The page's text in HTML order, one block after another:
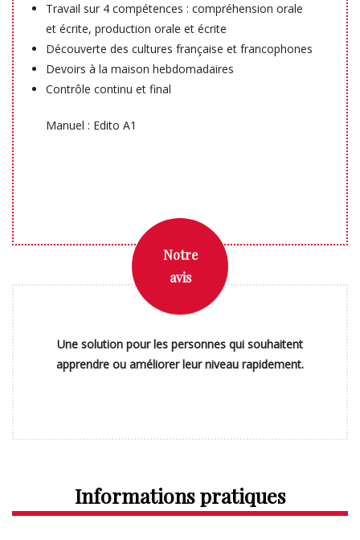
Travail sur 4 compétences : compréhension orale
et écrite, production orale et écrite
Découverte des cultures française et francophones
Devoirs à la maison hebdomadaires
Contrôle continu et final
Manuel : Edito A1
Notre
avis
Une solution pour les personnes qui souhaitent
apprendre ou améliorer leur niveau rapidement.
Informations pratiques